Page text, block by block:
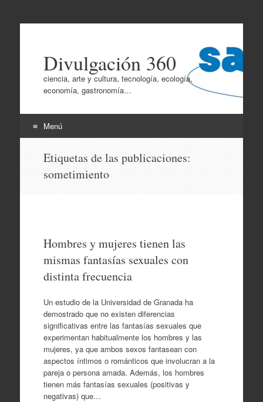
Divulgación 360
ciencia, arte y cultura, tecnología, ecología,
economía, gastronomía…
Menú
contenido
Etiquetas de las publicaciones:
sometimiento
Hombres y mujeres tienen las
mismas fantasías sexuales con
distinta frecuencia
Un estudio de la Universidad de Granada ha
demostrado que no existen diferencias
significativas entre las fantasías sexuales que
experimentan habitualmente los hombres y las
mujeres, ya que ambos sexos fantasean con
aspectos íntimos o románticos que involucran a la
pareja o persona amada. Además, los hombres
tienen más fantasías sexuales (positivas y
negativas) que…